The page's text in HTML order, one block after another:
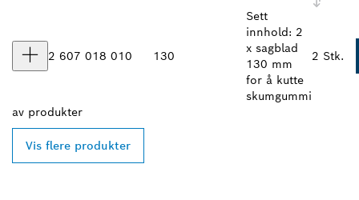
2 607 018 010 130
Sett
innhold: 2
x sagblad
130 mm
for å kutte
skumgummi
2 Stk.
av produkter
Vis flere produkter